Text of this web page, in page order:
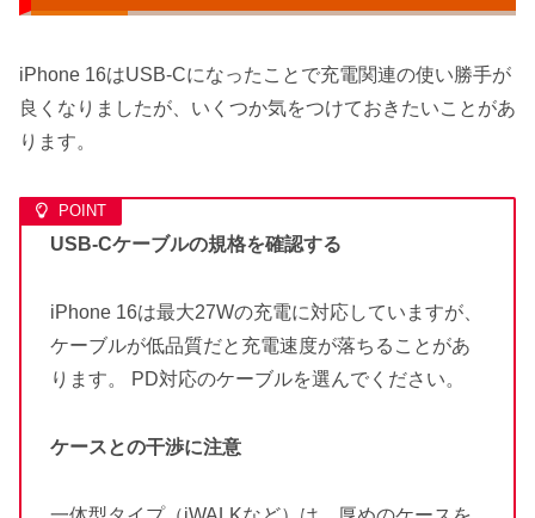
iPhone 16はUSB-Cになったことで充電関連の使い勝手が
良くなりましたが、いくつか気をつけておきたいことがあ
ります。
USB-Cケーブルの規格を確認する
iPhone 16は最大27Wの充電に対応していますが、
ケーブルが低品質だと充電速度が落ちることがあ
ります。 PD対応のケーブルを選んでください。
ケースとの干渉に注意